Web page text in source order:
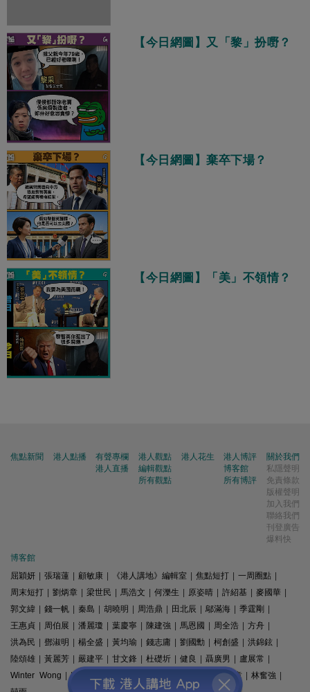
【今日網圖】又「黎」扮嘢？
【今日網圖】棄卒下場？
【今日網圖】「美」不領情？
焦點新聞 港人點播
有聲專欄
港人直播
港人觀點
編輯觀點
所有觀點
港人花生
港人博評
博客館
所有博評
關於我們
私隱聲明
免責條款
版權聲明
加入我們
聯絡我們
刊登廣告
爆料快
博客館
屈穎妍 | 張瑞蓮 | 顧敏康 | 《港人講地》編輯室 | 焦點短打 | 一周圈點 |
周末短打 | 劉炳章 | 梁世民 | 馬浩文 | 何濼生 | 原姿晴 | 許紹基 | 麥國華 |
郭文緯 | 錢一帆 | 秦島 | 胡曉明 | 周浩鼎 | 田北辰 | 鄔滿海 | 季霆剛 |
王惠貞 | 周伯展 | 潘麗瓊 | 葉慶寧 | 陳建強 | 馬恩國 | 周全浩 | 方舟 |
洪為民 | 鄧淑明 | 楊全盛 | 黃均瑜 | 錢志庸 | 劉國勳 | 柯創盛 | 洪錦鉉 |
陸頌雄 | 黃麗芳 | 嚴建平 | 甘文鋒 | 杜礎圻 | 健良 | 聶廣男 | 盧展常 |
Winter Wong | K2 精選文章 | 林奮強 |